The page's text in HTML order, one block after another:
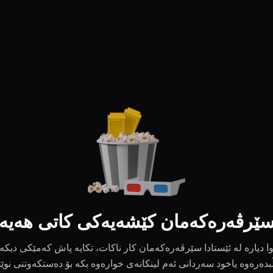
کێشەیەکی کاتی
وا دیارە لە ئێستادا سێرڤەرەکەمان کار ناکات، تکایە پاش کەمێکی دیکە
یاخود سەردانی ئەم لینکانەی خوارەوە بکە بۆ دەستکەوتنی